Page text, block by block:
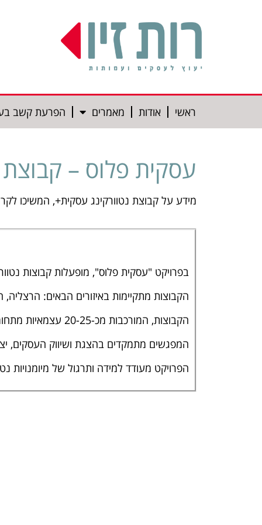
ראשי אודות מאמרים הפרעת קשב
עסקית פלוס –
מידע על קבוצת נטוורקינג עסקית+, המשיכו
בפרויקט "עסקית פלוס", מופעלות קבוצות
הקבוצות מתקיימות באיזורים הבאים:
הקבוצות, המורכבות מכ-20-25 עצמאיות מתחומים שונים, נפגשות חודשית במיקומים שונים.
המפגשים מתמקדים בהצגת ושיווק העסקים,
הפרויקט מעודד למידה ותרגול של מיומנויות